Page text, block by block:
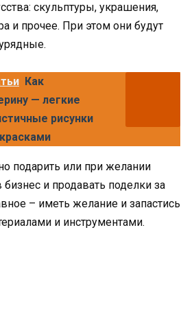
скульптуры, украшения,
и прочее. При этом они будут
Как
— легкие
рисунки
подарить или при желании
бизнес и продавать поделки за
– иметь желание и запастись
и инструментами.